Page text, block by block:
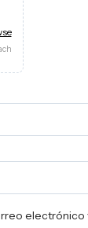
electrónico